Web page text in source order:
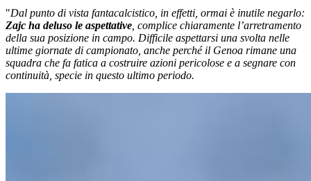
"Dal punto di vista fantacalcistico, in effetti, ormai è inutile negarlo:
Zajc ha deluso le aspettative , complice chiaramente l’arretramento
della sua posizione in campo. Difficile aspettarsi una svolta nelle
ultime giornate di campionato, anche perché il Genoa rimane una
squadra che fa fatica a costruire azioni pericolose e a segnare con
continuità, specie in questo ultimo periodo.